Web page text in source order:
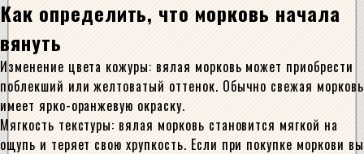
Как определить, что морковь начала
вянуть
Изменение цвета кожуры: вялая морковь может приобрести
поблекший или желтоватый оттенок. Обычно свежая морковь
имеет ярко-оранжевую окраску.
Мягкость текстуры: вялая морковь становится мягкой на
ощупь и теряет свою хрупкость. Если при покупке моркови вы